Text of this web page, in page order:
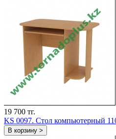
19 700 тг.
KS 0097. Стол компьютерный
В корзину >